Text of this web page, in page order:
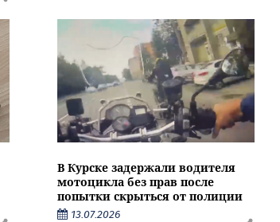
В Курске задержали водителя
мотоцикла без прав после
попытки скрыться от полиции
13.07.2026